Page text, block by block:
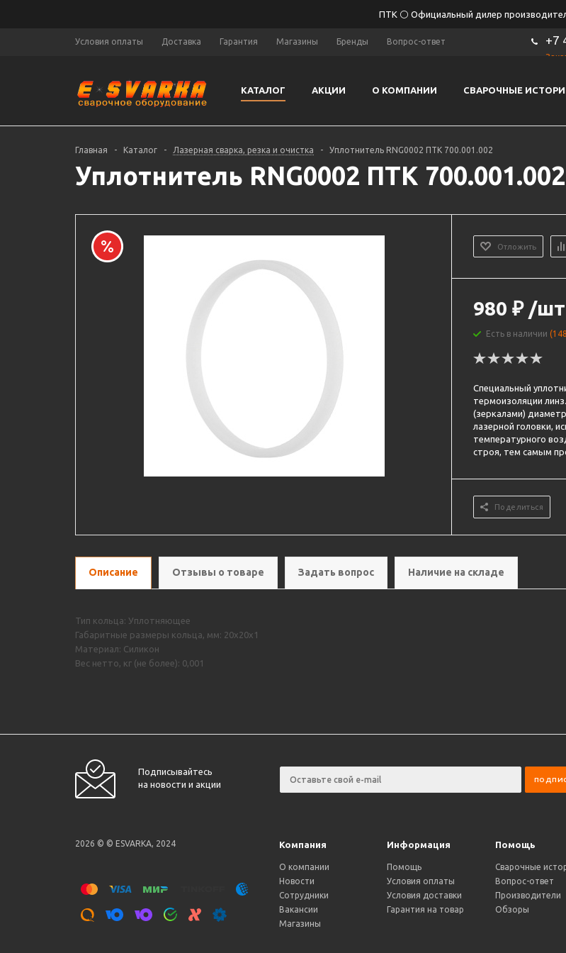
ПТК ⚪ Официальный дилер
Условия оплаты Доставка Гарантия Магазины Бренды Вопрос-ответ +7
КАТАЛОГ АКЦИИ О КОМПАНИИ СВАРОЧНЫЕ
Главная - Каталог - Лазерная сварка, резка и очистка - Уплотнитель RNG0002 ПТК 700.001.002
Уплотнитель RNG0002 ПТК 700.001.002
Отложить
980 ₽ /шт
Есть в наличии
Специальный
термоизоляции
(зеркалами)
лазерной головки,
температурного
строя, тем самым
Поделиться
Описание Отзывы о товаре Задать вопрос Наличие на складе
Тип кольца: Уплотняющее
Габаритные размеры кольца, мм: 20х20х1
Материал: Силикон
Вес нетто, кг (не более): 0,001
Подписывайтесь
на новости и акции
2026 © © ESVARKA, 2024 Компания Информация Помощь
О компании
Новости
Сотрудники
Вакансии
Магазины
Помощь
Условия оплаты
Условия доставки
Гарантия на товар
Сварочные
Вопрос-ответ
Производители
Обзоры